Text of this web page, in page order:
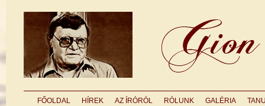
FŐOLDAL HÍREK AZ ÍRÓRÓL RÓLUNK GALÉRIA